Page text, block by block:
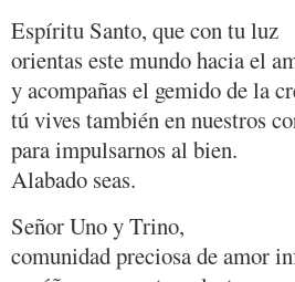
Espíritu Santo, que con tu luz
orientas este mundo hacia el
y acompañas el gemido de la
tú vives también en nuestros
para impulsarnos al bien.
Alabado seas.
Señor Uno y Trino,
comunidad preciosa de amor